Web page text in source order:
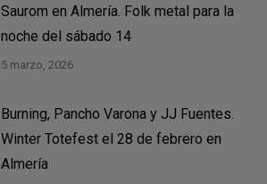
Saurom en Almería. Folk metal para la
noche del sábado 14
5 marzo, 2026
Burning, Pancho Varona y JJ Fuentes.
Winter Totefest el 28 de febrero en
Almería